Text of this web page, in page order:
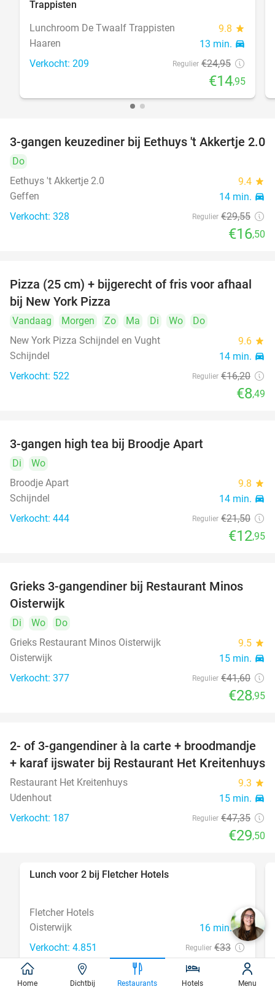
Trappisten
Lunchroom De Twaalf Trappisten
9.8 star
Haaren 13 min. directions_car
Verkocht: 209 Regulier €24,95
€14,95
44%
3-gangen keuzediner bij Eethuys 't Akkertje 2.0
Do
Eethuys 't Akkertje 2.0
9.4 star
Geffen 14 min. directions_car
Verkocht: 328 Regulier €29,55
€16,50
48%
Pizza (25 cm) + bijgerecht of fris voor afhaal
bij New York Pizza
Vandaag Morgen Zo Ma Di Wo
Do
New York Pizza Schijndel en Vught
9.6 star
Schijndel 14 min. directions_car
Verkocht: 522 Regulier €16,20
€8,49
3-gangen high tea bij Broodje Apart
Di
Wo
Broodje Apart
9.8 star
Schijndel 14 min. directions_car
Verkocht: 444 Regulier €21,50
€12,95
30%
Grieks 3-gangendiner bij Restaurant Minos
Oisterwijk
Di Wo
Do
Grieks Restaurant Minos Oisterwijk
9.5 star
Oisterwijk 15 min. directions_car
Verkocht: 377 Regulier €41,60
€28,95
38%
2- of 3-gangendiner à la carte + broodmandje
+ karaf ijswater bij Restaurant Het Kreitenhuys
Restaurant Het Kreitenhuys 9.3 star
Udenhout 15 min. directions_car
Verkocht: 187 Regulier €47,35
€29,50
Lunch voor 2 bij Fletcher Hotels
Fletcher Hotels
Oisterwijk
16 min.directions_car
Verkocht: 4.851 Regulier €33
,90
Home Dichtbij Restaurants Hotels Menu